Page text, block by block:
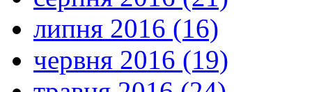
липня 2016 (16)
червня 2016 (19)